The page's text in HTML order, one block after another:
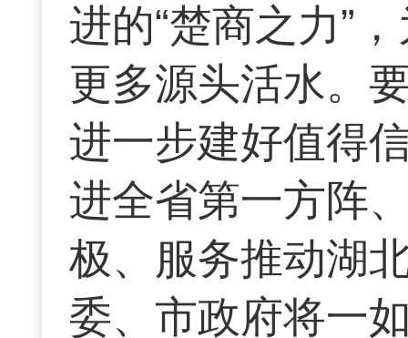
进的“楚商之力”
更多源头活水。
进一步建好值得
进全省第一方阵
极、服务推动湖
委、市政府将一